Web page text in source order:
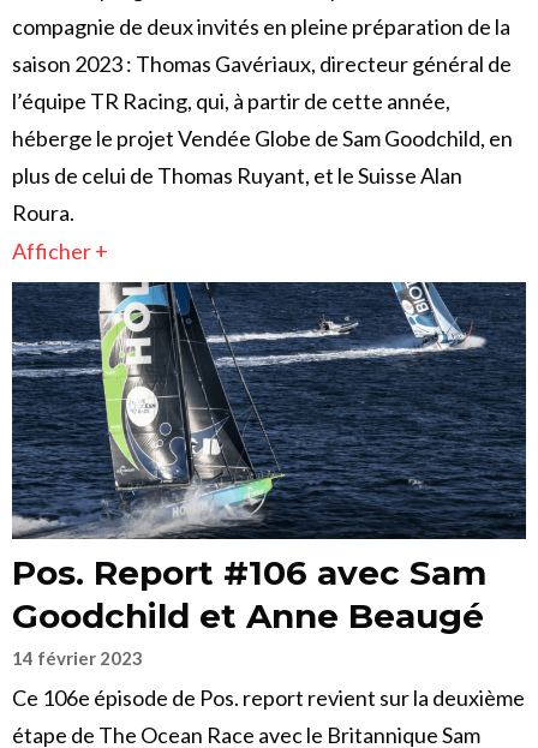
compagnie de deux invités en pleine préparation de la
saison 2023 : Thomas Gavériaux, directeur général de
l’équipe TR Racing, qui, à partir de cette année,
héberge le projet Vendée Globe de Sam Goodchild, en
plus de celui de Thomas Ruyant, et le Suisse Alan
Roura.
Afficher +
Pos. Report #106 avec Sam
Goodchild et Anne Beaugé
14 février 2023
Ce 106e épisode de Pos. report revient sur la deuxième
étape de The Ocean Race avec le Britannique Sam